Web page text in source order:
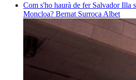
Com s'ho haurà de fer Salvador Illa
Moncloa? Bernat Surroca Albet